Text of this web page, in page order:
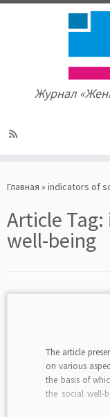
to
Журнал
Главная » indicators of
Article Tag:
well-being
The article
on various
the basis of
the social well-